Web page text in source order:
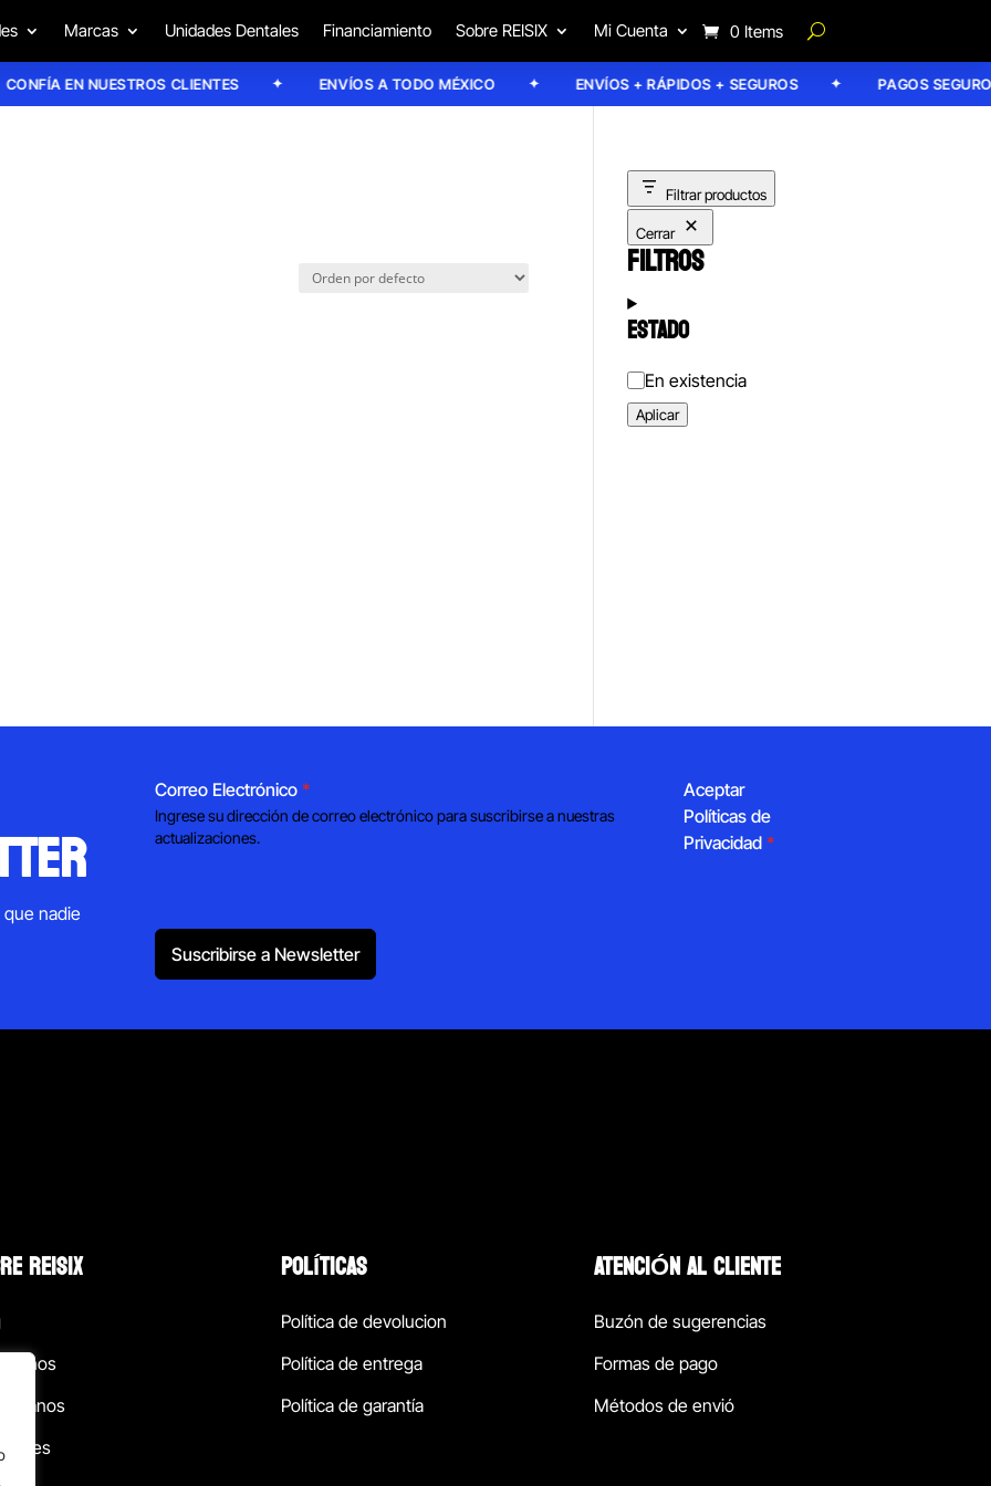
Marcas Unidades Dentales Financiamiento Sobre REISIX Mi Cuenta 0 Items
EN NUESTROS CLIENTES ENVÍOS A TODO MÉXICO ENVÍOS + RÁPIDOS + SEGUROS PAGOS SEGUROS
Filtrar productos
Cerrar
FILTROS
ESTADO
Estado
En existencia
Aplicar
nadie
Correo Electrónico *
Ingrese su dirección de correo electrónico para suscribirse a nuestras
actualizaciones.
Aceptar
Políticas de
Privacidad *
Suscribirse a Newsletter
REISIX POLÍTICAS
Política de devolucion
Política de entrega
Política de garantía
ATENCIÓN AL CLIENTE
Buzón de sugerencias
Formas de pago
Métodos de envió